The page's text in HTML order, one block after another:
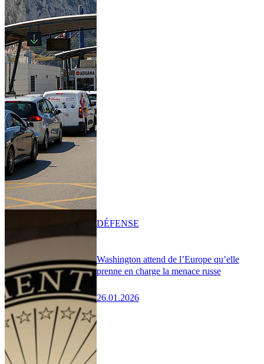
Washington attend de l’Europe qu’elle
prenne en charge la menace russe
26.01.2026
DÉFENSE